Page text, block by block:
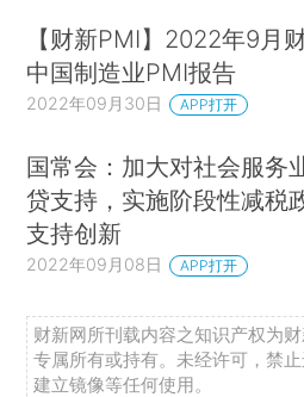
【财新PMI】2022年9月
中国制造业PMI报告
2022年09月30日 APP打开
国常会：加大对社会服务
贷支持，实施阶段性减税
支持创新
2022年09月08日 APP打开
财新网所刊载内容之知识产权为
专属所有或持有。未经许可，禁
建立镜像等任何使用。